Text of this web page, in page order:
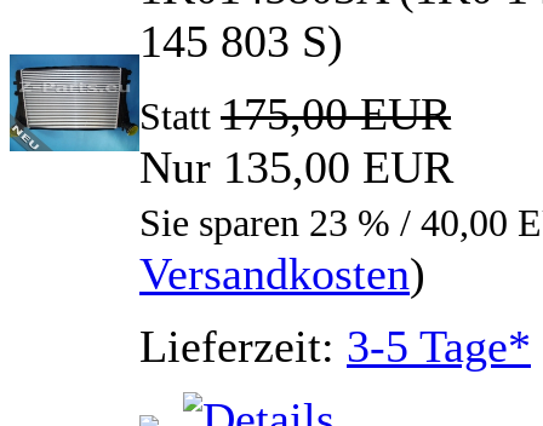
145 803 S)
Statt 175,00 EUR
Nur 135,00 EUR
Sie sparen 23 % / 40,00
Versandkosten)
Lieferzeit: 3-5 Tage*